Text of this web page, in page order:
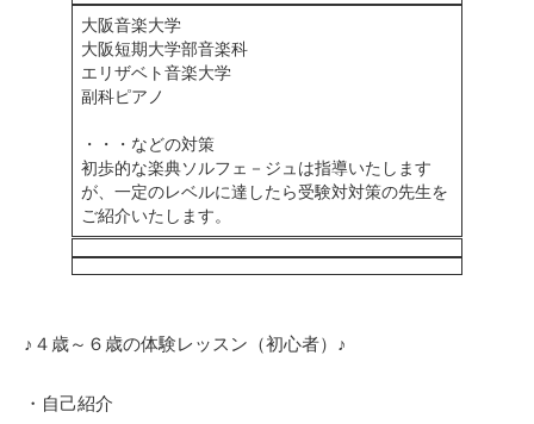
大阪音楽大学
大阪短期大学部音楽科
エリザベト音楽大学
副科ピアノ
・・・などの対策
初歩的な楽典ソルフェ－ジュは指導いたします
が、一定のレベルに達したら受験対対策の先生を
ご紹介いたします。
♪４歳～６歳の体験レッスン（初心者）♪
・自己紹介